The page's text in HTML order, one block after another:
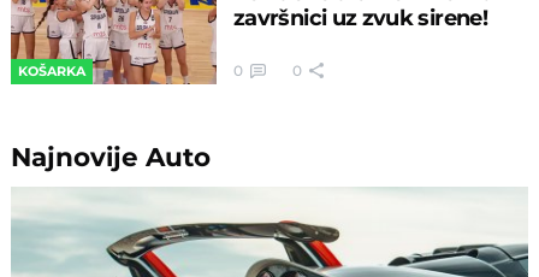
KOŠARKA
završnici uz zvuk sirene!
0 0
NajnovijeAuto